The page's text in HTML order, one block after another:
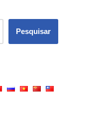
Pesquisar